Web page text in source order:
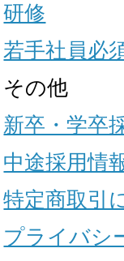
研修
若手社員必
その他
新卒・学卒
中途採用情
特定商取引
プライバシ